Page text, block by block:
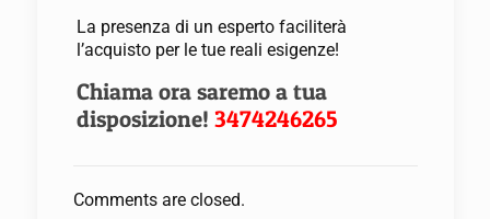
La presenza di un esperto faciliterà
l’acquisto per le tue reali esigenze!
Chiama ora saremo a tua
disposizione! 3474246265
Comments are closed.